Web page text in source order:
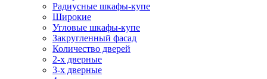
Радиусные шкафы-купе
Широкие
Угловые шкафы-купе
Закругленный фасад
Количество дверей
2-х дверные
3-х дверные